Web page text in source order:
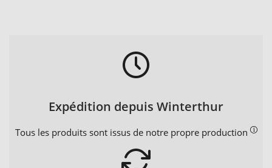
Expédition depuis Winterthur
Tous les produits sont issus de notre propre production